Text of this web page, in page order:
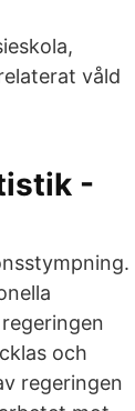
våld
-
och
regeringen